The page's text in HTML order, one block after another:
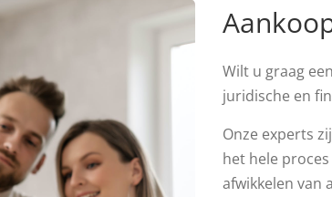
Wilt u graag
juridische en
Onze experts
het hele
afwikkelen van